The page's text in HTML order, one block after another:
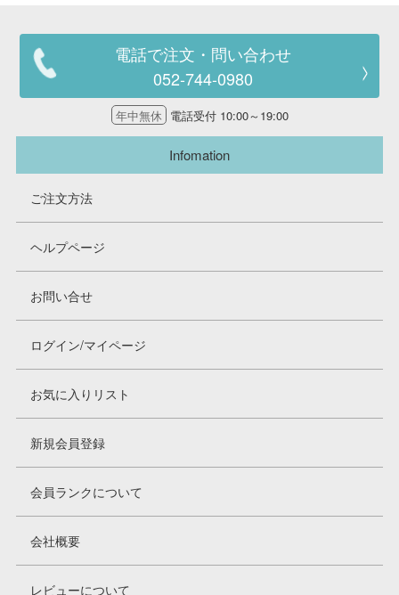
電話で注文・問い合わせ
052-744-0980
年中無休 電話受付 10:00～19:00
Infomation
ご注文方法
ヘルプページ
お問い合せ
ログイン/マイページ
お気に入りリスト
新規会員登録
会員ランクについて
会社概要
レビューについて